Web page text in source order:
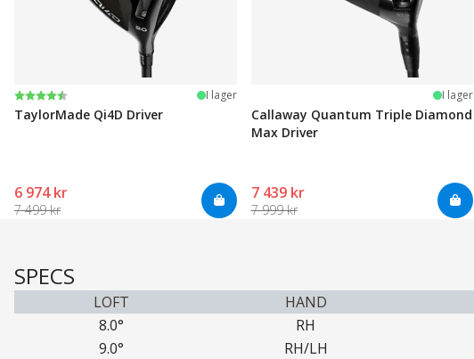
Betyg:
4.3 utav 5 stjärnor I lager
TaylorMade Qi4D Driver
6 974 kr
7 499 kr
I lager
Callaway Quantum Triple Diamond
Max Driver
7 439 kr
7 999 kr
SPECS
LOFT HAND
8.0°
RH
9.0°
RH/LH